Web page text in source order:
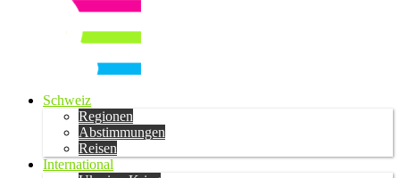
Schweiz
Regionen
Abstimmungen
Reisen
International